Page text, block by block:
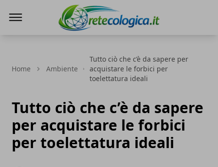
Home Ambiente
Tutto ciò che c’è da sapere per
acquistare le forbici per
toelettatura ideali
Tutto ciò che c’è da sapere
per acquistare le forbici
per toelettatura ideali